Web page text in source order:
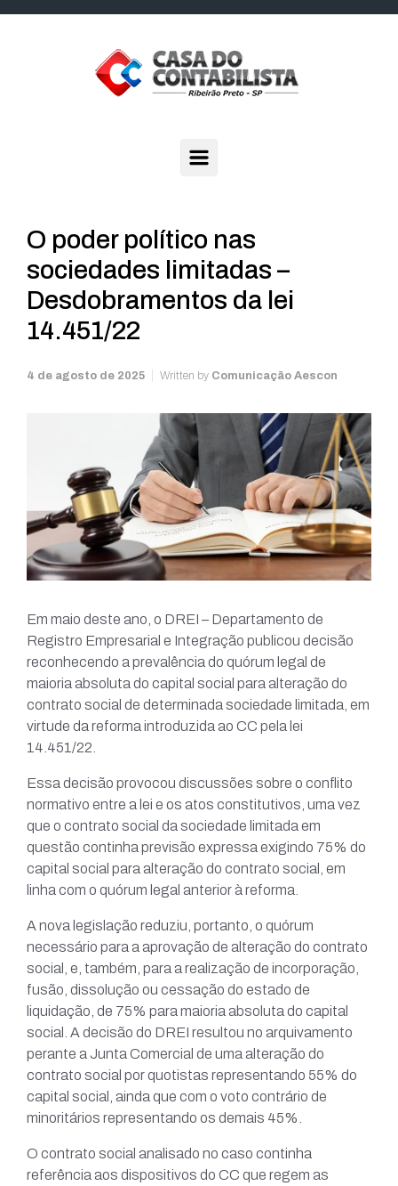
O poder político nas
sociedades limitadas –
Desdobramentos da lei
14.451/22
4 de agosto de 2025 Written by Comunicação Aescon
Em maio deste ano, o DREI – Departamento de
Registro Empresarial e Integração publicou decisão
reconhecendo a prevalência do quórum legal de
maioria absoluta do capital social para alteração do
contrato social de determinada sociedade limitada, em
virtude da reforma introduzida ao CC pela lei
14.451/22.
Essa decisão provocou discussões sobre o conflito
normativo entre a lei e os atos constitutivos, uma vez
que o contrato social da sociedade limitada em
questão continha previsão expressa exigindo 75% do
capital social para alteração do contrato social, em
linha com o quórum legal anterior à reforma.
A nova legislação reduziu, portanto, o quórum
necessário para a aprovação de alteração do contrato
social, e, também, para a realização de incorporação,
fusão, dissolução ou cessação do estado de
liquidação, de 75% para maioria absoluta do capital
social. A decisão do DREI resultou no arquivamento
perante a Junta Comercial de uma alteração do
contrato social por quotistas representando 55% do
capital social, ainda que com o voto contrário de
minoritários representando os demais 45%.
O contrato social analisado no caso continha
referência aos dispositivos do CC que regem as